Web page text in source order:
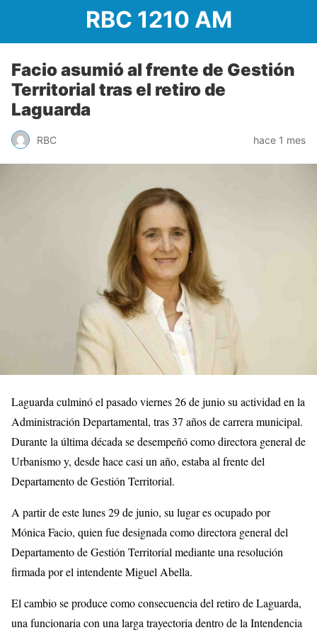
RBC 1210 AM
Facio asumió al frente de Gestión
Territorial tras el retiro de
Laguarda
RBC hace 1 mes
Laguarda culminó el pasado viernes 26 de junio su actividad en la
Administración Departamental, tras 37 años de carrera municipal.
Durante la última década se desempeñó como directora general de
Urbanismo y, desde hace casi un año, estaba al frente del
Departamento de Gestión Territorial.
A partir de este lunes 29 de junio, su lugar es ocupado por
Mónica Facio, quien fue designada como directora general del
Departamento de Gestión Territorial mediante una resolución
firmada por el intendente Miguel Abella.
El cambio se produce como consecuencia del retiro de Laguarda,
una funcionaria con una larga trayectoria dentro de la Intendencia